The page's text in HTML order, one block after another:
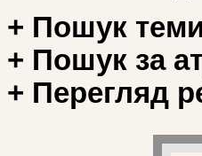
+ Пошук теми
+ Пошук за
+ Перегляд